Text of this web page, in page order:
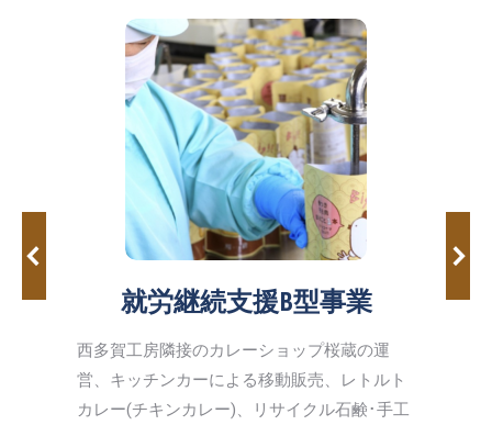
就労継続支援B型事業
西多賀工房隣接のカレーショップ桜蔵の運
営、キッチンカーによる移動販売、レトルト
カレー(チキンカレー)、リサイクル石鹸･手工